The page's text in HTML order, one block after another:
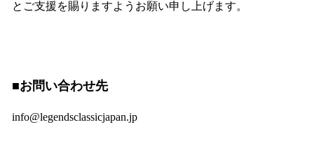
とご支援を賜りますようお願い申し上げます。
■お問い合わせ先
info@legendsclassicjapan.jp